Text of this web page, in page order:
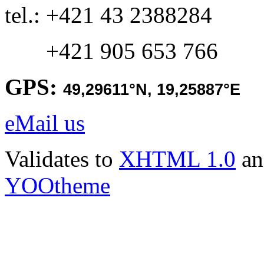
tel.: +421 43 2388284
+421 905 653 766
GPS: 49,29611°N, 19,25887°E
eMail us
Validates to XHTML 1.0
YOOtheme